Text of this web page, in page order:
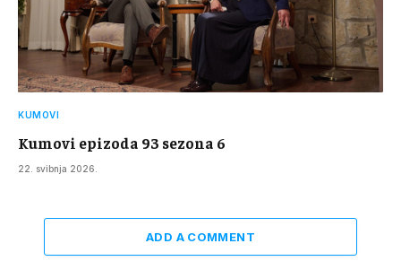
KUMOVI
Kumovi epizoda 93 sezona 6
22. svibnja 2026.
ADD A COMMENT